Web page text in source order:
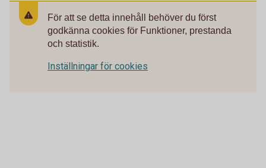
För att se detta innehåll behöver du först
godkänna cookies för Funktioner, prestanda
och statistik.
Inställningar för cookies